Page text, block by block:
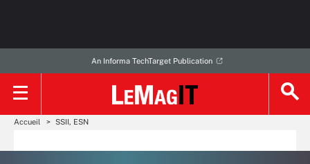
An Informa TechTarget Publication
Accueil SSII, ESN